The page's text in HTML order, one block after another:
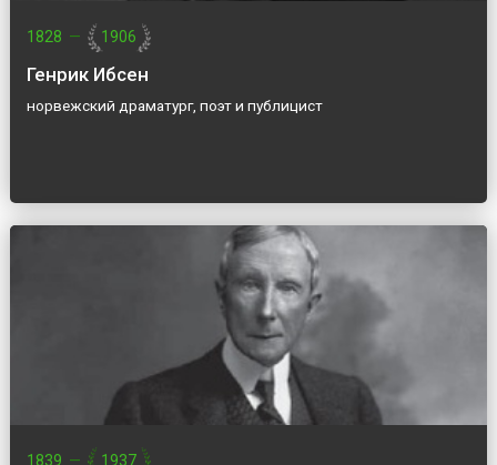
1828 — 1906
Генрик Ибсен
норвежский драматург, поэт и публицист
1839 — 1937